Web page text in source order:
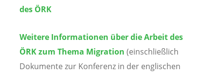
des ÖRK
Weitere Informationen über die Arbeit des
ÖRK zum Thema Migration (einschließlich
Dokumente zur Konferenz in der englischen